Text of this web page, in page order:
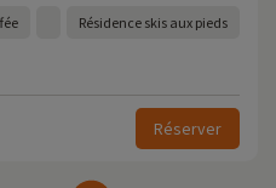
Résidence skis aux pieds
Réserver